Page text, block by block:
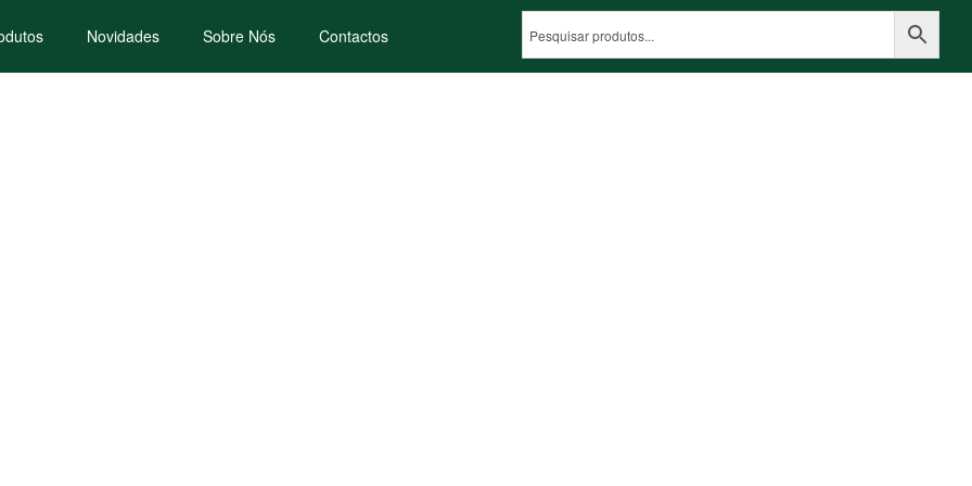
Novidades Sobre Nós Contactos